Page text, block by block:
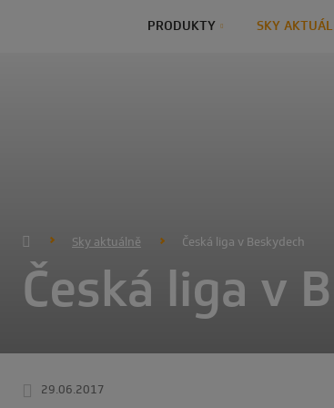
PRODUKTY SKY
Sky aktuálně Česká liga v Beskydech
Česká liga v
29.06.2017